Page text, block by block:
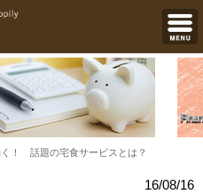
！ 話題の宅食サービスとは？
16/08/16